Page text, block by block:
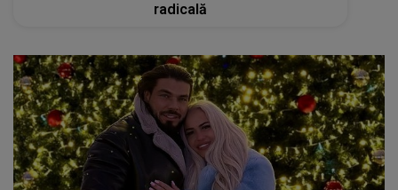
radicală